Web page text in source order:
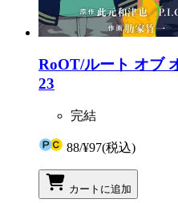
RoOT/ルート オブ
23
完結
88/¥97(税込)
カートに追加